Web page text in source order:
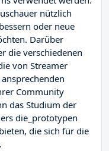
nützlich
oder neue
Darüber
die verschiedenen
von Streamer
Community
das Studium der
die_prototypen
die sich für die